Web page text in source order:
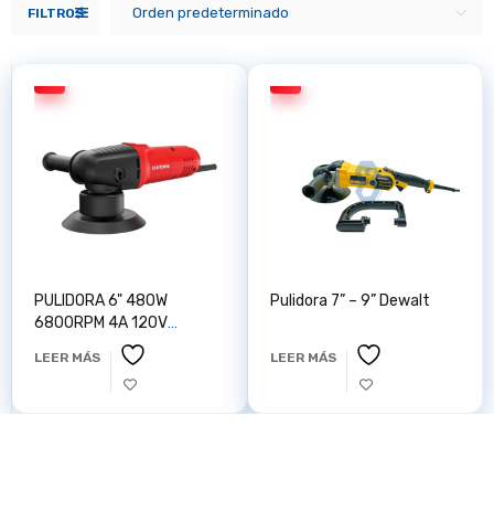
FILTROS Orden predeterminado
PULIDORA 6" 480W
6800RPM 4A 120V
CRAFTSMAN CMEE145
LEER MÁS
Pulidora 7” – 9” Dewalt
LEER MÁS